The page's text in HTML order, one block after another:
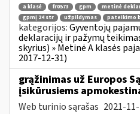
a klasė fr0573 gpm metinė
gpmį 24 str
užpildymas pateikimo
kategorijos:Gyventojų
deklaracijų ir pažymų
skyrius) » Metinė A klasės
2017-12-31)
grąžinimas už Europos
įsikūrusiems
Web turinio sąrašas 2021-